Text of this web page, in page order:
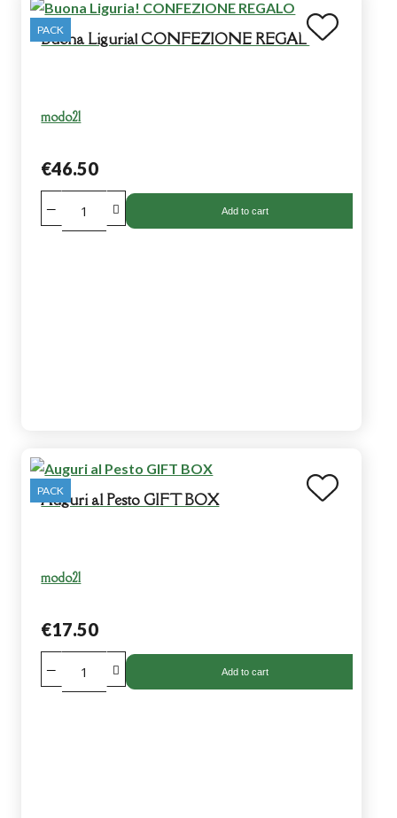
Buona Liguria! CONFEZIONE REGALO
modo21
€46.50
Add to cart
PACK
Auguri al Pesto GIFT BOX
modo21
€17.50
Add to cart
PACK